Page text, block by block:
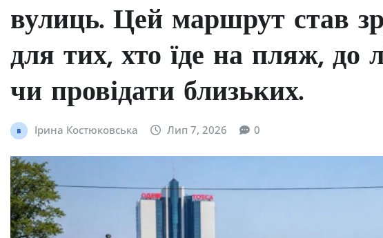
вулиць. Цей маршрут став
для тих, хто їде на пляж, до
чи провідати близьких.
Ірина Костюковська Лип 7, 2026 0